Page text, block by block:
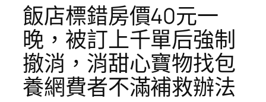
飯店標錯房價40元一
晚，被訂上千單后強制
撤消，消甜心寶物找包
養網費者不滿補救辦法